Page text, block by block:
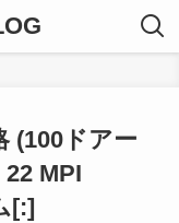
(100ドアー
MPI
[:]